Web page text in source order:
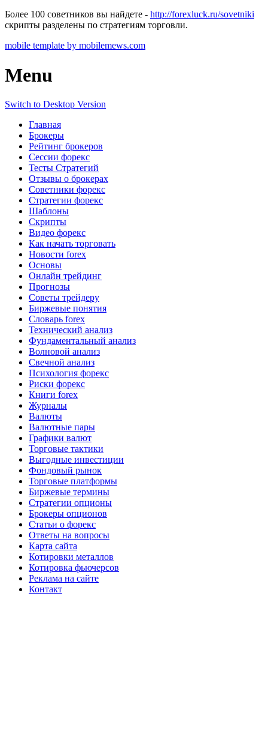
Более 100 советников вы найдете - http://forexluck.ru/sovetniki
скрипты разделены по стратегиям торговли.
mobile template by mobilemews.com
Menu
Switch to Desktop Version
Главная
Брокеры
Рейтинг брокеров
Сессии форекс
Тесты Стратегий
Отзывы о брокерах
Советники форекс
Стратегии форекс
Шаблоны
Скрипты
Видео форекс
Как начать торговать
Новости forex
Основы
Онлайн трейдинг
Прогнозы
Советы трейдеру
Биржевые понятия
Словарь forex
Технический анализ
Фундаментальный анализ
Волновой анализ
Свечной анализ
Психология форекс
Риски форекс
Книги forex
Журналы
Валюты
Валютные пары
Графики валют
Торговые тактики
Выгодные инвестиции
Фондовый рынок
Торговые платформы
Биржевые термины
Стратегии опционы
Брокеры опционов
Статьи о форекс
Ответы на вопросы
Карта сайта
Котировки металлов
Котировка фьючерсов
Реклама на сайте
Контакт